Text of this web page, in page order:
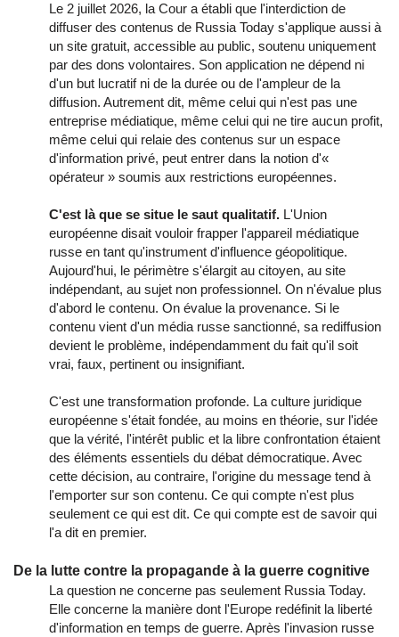
Le 2 juillet 2026, la Cour a établi que l'interdiction de
diffuser des contenus de Russia Today s'applique aussi à
un site gratuit, accessible au public, soutenu uniquement
par des dons volontaires. Son application ne dépend ni
d'un but lucratif ni de la durée ou de l'ampleur de la
diffusion. Autrement dit, même celui qui n'est pas une
entreprise médiatique, même celui qui ne tire aucun profit,
même celui qui relaie des contenus sur un espace
d'information privé, peut entrer dans la notion d'«
opérateur » soumis aux restrictions européennes.
C'est là que se situe le saut qualitatif. L'Union
européenne disait vouloir frapper l'appareil médiatique
russe en tant qu'instrument d'influence géopolitique.
Aujourd'hui, le périmètre s'élargit au citoyen, au site
indépendant, au sujet non professionnel. On n'évalue plus
d'abord le contenu. On évalue la provenance. Si le
contenu vient d'un média russe sanctionné, sa rediffusion
devient le problème, indépendamment du fait qu'il soit
vrai, faux, pertinent ou insignifiant.
C'est une transformation profonde. La culture juridique
européenne s'était fondée, au moins en théorie, sur l'idée
que la vérité, l'intérêt public et la libre confrontation étaient
des éléments essentiels du débat démocratique. Avec
cette décision, au contraire, l'origine du message tend à
l'emporter sur son contenu. Ce qui compte n'est plus
seulement ce qui est dit. Ce qui compte est de savoir qui
l'a dit en premier.
De la lutte contre la propagande à la guerre cognitive
La question ne concerne pas seulement Russia Today.
Elle concerne la manière dont l'Europe redéfinit la liberté
d'information en temps de guerre. Après l'invasion russe